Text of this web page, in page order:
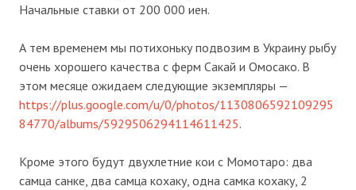
Начальные ставки от 200 000 иен.
А тем временем мы потихоньку подвозим в Украину рыбу
очень хорошего качества с ферм Сакай и Омосако. В
этом месяце ожидаем следующие экземпляры —
https://plus.google.com/u/0/photos/1130806592109295
84770/albums/5929506294114611425.
Кроме этого будут двухлетние кои с Момотаро: два
самца санке, два самца кохаку, одна самка кохаку, 2